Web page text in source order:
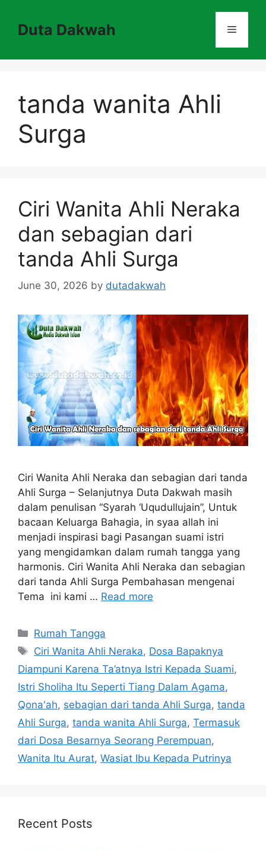
contentDuta Dakwah Menu
tanda wanita Ahli
Surga
Ciri Wanita Ahli Neraka
dan sebagian dari
tanda Ahli Surga
June 30, 2026 by dutadakwah
Ciri Wanita Ahli Neraka dan sebagian dari tanda
Ahli Surga – Selanjutnya Duta Dakwah masih
dalam penulisan “Syarah ‘Uqudullujain”, Untuk
bacaan Keluarga Bahagia, in syaa allah ini
menjadi inspirasi bagi Pasangan suami istri
yang mengidamkan dalam rumah tangga yang
harmonis. Ciri Wanita Ahli Neraka dan sebagian
dari tanda Ahli Surga Pembahasan mengenai
Tema ini kami … Read more
Categories
Rumah Tangga
Tags
Ciri Wanita Ahli Neraka, Dosa Bapaknya
Diampuni Karena Ta’atnya Istri Kepada Suami,
Istri Sholiha Itu Seperti Tiang Dalam Agama,
Qona'ah, sebagian dari tanda Ahli Surga, tanda
Ahli Surga, tanda wanita Ahli Surga, Termasuk
dari Dosa Besarnya Seorang Perempuan,
Wanita Itu Aurat, Wasiat Ibu Kepada Putrinya
Recent Posts